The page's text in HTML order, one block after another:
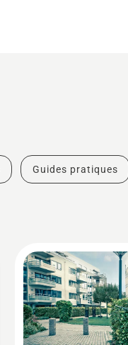
Guides pratiques